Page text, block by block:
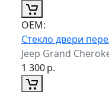
ОЕМ:
Стекло двери
Jeep Grand
1 300р.